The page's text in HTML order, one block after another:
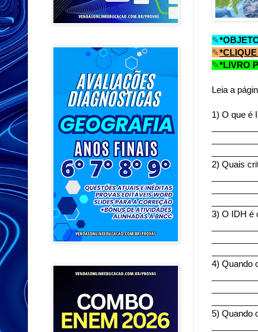
✎
✎
✎*LIVRO
Leia a
1) O que é
2) Quais
3) O IDH é
4) Quando
5) Quando